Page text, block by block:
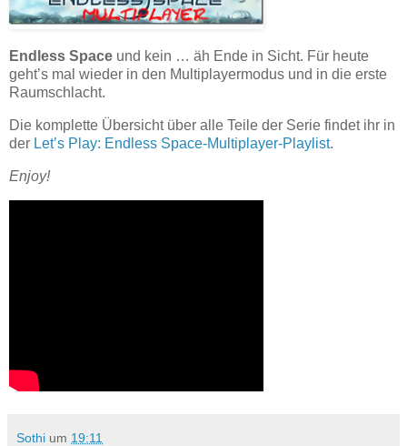
Endless Space und kein … äh Ende in Sicht. Für heute
geht’s mal wieder in den Multiplayermodus und in die erste
Raumschlacht.
Die komplette Übersicht über alle Teile der Serie findet ihr in
der Let’s Play: Endless Space-Multiplayer-Playlist.
Enjoy!
Sothi um 19:11